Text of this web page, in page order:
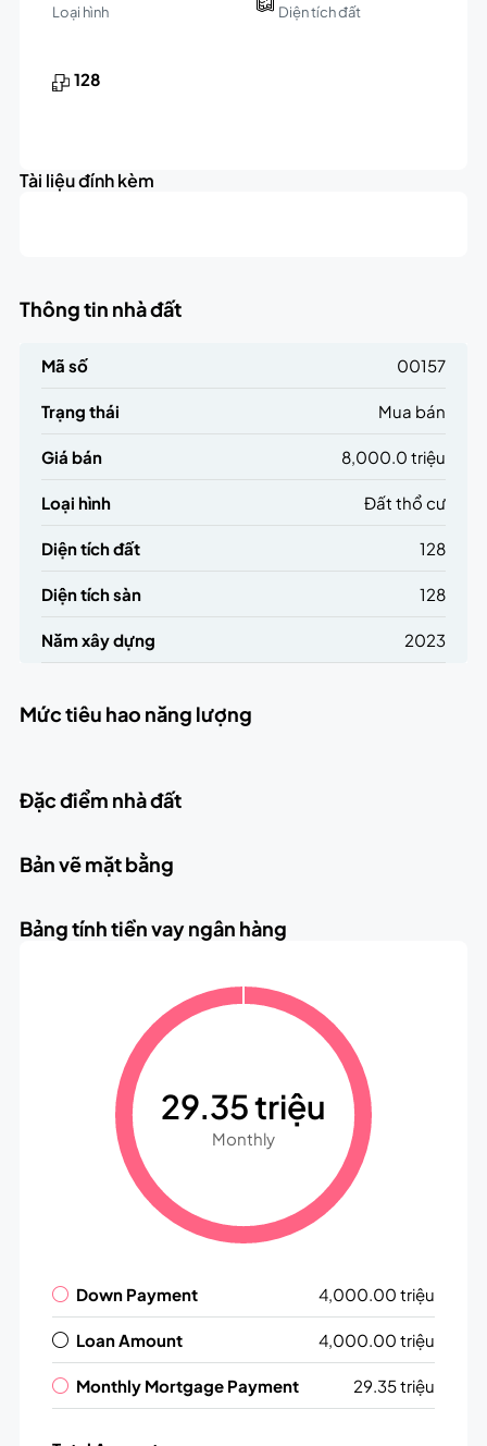
Loại hình Diện tích đất
128
Tài liệu đính kèm
Thông tin nhà đất
Mã số 00157
Trạng thái Mua bán
Giá bán 8,000.0 triệu
Loại hình Đất thổ cư
Diện tích đất 128
Diện tích sàn 128
Năm xây dựng 2023
Mức tiêu hao năng lượng
Đặc điểm nhà đất
Bản vẽ mặt bằng
Bảng tính tiền vay ngân hàng
29.35 triệu
Monthly
Down Payment 4,000.00 triệu
Loan Amount 4,000.00 triệu
Monthly Mortgage Payment 29.35 triệu